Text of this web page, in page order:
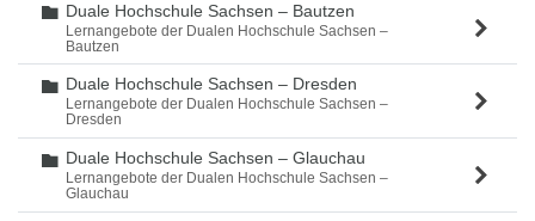
Ordner
Duale Hochschule Sachsen – Bautzen
Lernangebote der Dualen Hochschule Sachsen –
Bautzen
Ordner
Duale Hochschule Sachsen – Dresden
Lernangebote der Dualen Hochschule Sachsen –
Dresden
Ordner
Duale Hochschule Sachsen – Glauchau
Lernangebote der Dualen Hochschule Sachsen –
Glauchau